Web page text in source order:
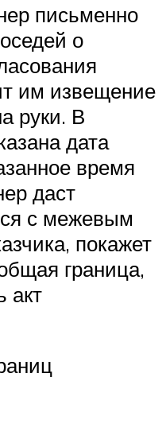
письменно
о
им извещение
руки. В
дата
время
даст
с межевым
покажет
граница,
акт